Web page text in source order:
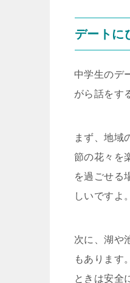
デートに
中学生のデ
がら話をす
まず、地域
節の花々を
を過ごせる
しいですよ。
次に、湖や
もあります
ときは安全